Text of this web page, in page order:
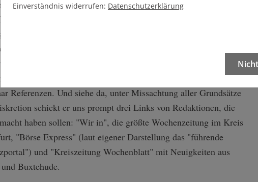
es der BranchenkennerIn sattsam bekannt, dass sich große Teile
in einer schweren Krise befinden und sinkende
sowie wegbrechende Anzeigenerlöse die Geschäftsgrundlage
Journalismus gefährden. Ist es da so
dass sich die ein oder andere Redaktion auf solche
einlässt? Wir gaukeln Paul also Interesse vor und fragen nach
Referenzen. Und siehe da, unter Missachtung aller Grundsätze
schickt er uns prompt drei Links von Redaktionen, die
haben sollen: "Wir in", die größte Wochenzeitung im Kreis
"Börse Express" (laut eigener Darstellung das "führende
und "Kreiszeitung Wochenblatt" mit Neuigkeiten aus
Buxtehude.
Einverständnis widerrufen: Datenschutzerklärung